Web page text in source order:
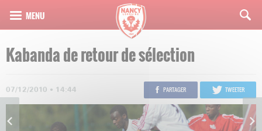
Kabanda de retour de sélection
07/12/2010 • 14:44 PARTAGER TWEETER